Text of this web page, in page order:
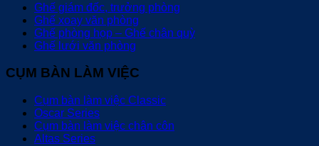
Ghế giám đốc, trưởng phòng
Ghế xoay văn phòng
Ghế phòng họp – Ghế chân quỳ
Ghế lưới văn phòng
CỤM BÀN LÀM VIỆC
Cụm bàn làm việc Classic
Oscar Series
Cụm bàn làm việc chân côn
Altas Series